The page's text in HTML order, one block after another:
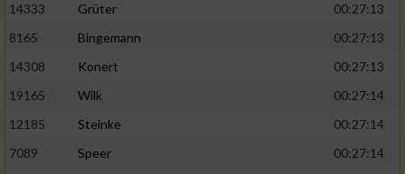
14333
Grüter
00:27:13
8165
Bingemann
00:27:13
14308
Konert
00:27:13
19165
Wilk
00:27:14
12185
Steinke
00:27:14
7089
Speer 00:27:14